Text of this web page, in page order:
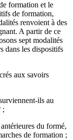
formation et le
de formation,
renvoient à des
A partir de ce
sept modalités
dans les dispositifs
aux savoirs
ils au
;
du formé,
de formation ;